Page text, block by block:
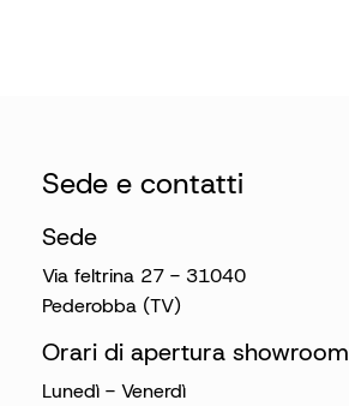
Sede e contatti
Sede
Via feltrina 27 - 31040
Pederobba (TV)
Orari di apertura showroom
Lunedì - Venerdì